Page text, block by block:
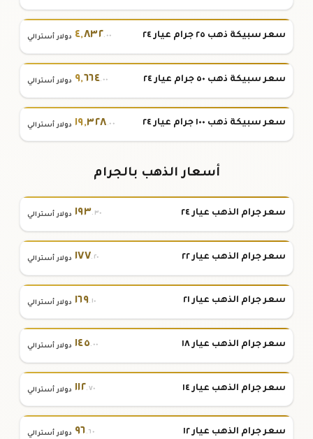
سعر سبيكة ذهب ٢٥ جرام عيار ٢٤ ٤,٨٣٢.٠٠ دولار أسترالي
سعر سبيكة ذهب ٥٠ جرام عيار ٢٤ ٩,٦٦٤.٠٠ دولار أسترالي
سعر سبيكة ذهب ١٠٠ جرام عيار ٢٤ ١٩,٣٢٨.٠٠ دولار أسترالي
أسعار الذهب بالجرام
سعر جرام الذهب عيار ٢٤ ١٩٣.٣٠ دولار أسترالي
سعر جرام الذهب عيار ٢٢ ١٧٧.٢٠ دولار أسترالي
سعر جرام الذهب عيار ٢١ ١٦٩.١٠ دولار أسترالي
سعر جرام الذهب عيار ١٨ ١٤٥.٠٠ دولار أسترالي
سعر جرام الذهب عيار ١٤ ١١٢.٧٠ دولار أسترالي
سعر جرام الذهب عيار ١٢ ٩٦.٦٠ دولار أسترالي